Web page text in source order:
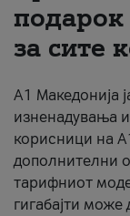
За нас
за сите
А1 Македонија
изненадувања
корисници на
дополнителни
тарифниот
гигабајти може